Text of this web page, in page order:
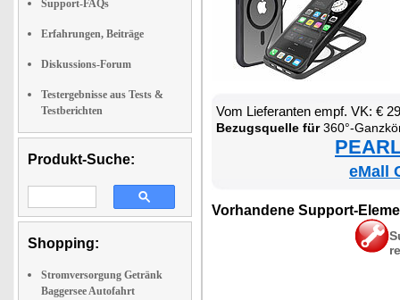
Support-FAQs
Erfahrungen, Beiträge
Diskussions-Forum
Testergebnisse aus Tests &
Testberichten
Produkt-Suche:
Shopping:
Stromversorgung Getränk
Baggersee Autofahrt
Vom Lie­fe­ran­ten empf. VK: €
Be­zugs­quel­le für360°-Ganz­kör­per-Schutz­hül­le für iPho­ne 15
eMall
Vor­han­de­ne Sup­port-